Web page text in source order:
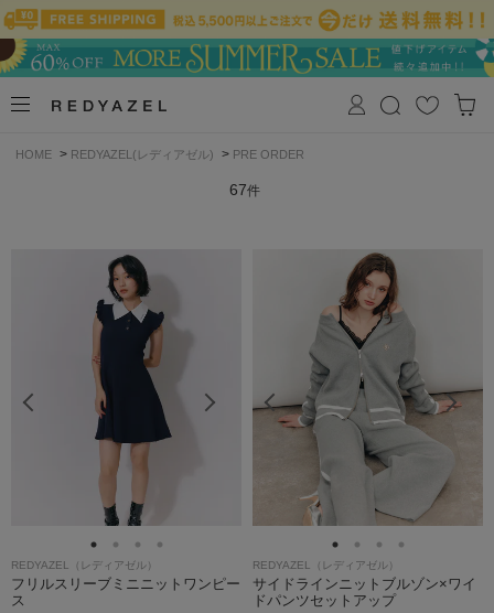
HOME > REDYAZEL(レディアゼル) > PRE ORDER
67件
REDYAZEL（レディアゼル）
フリルスリーブミニニットワンピー
ス
REDYAZEL（レディアゼル）
サイドラインニットブルゾン×ワイ
ドパンツセットアップ